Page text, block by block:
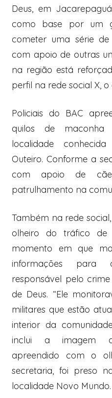
Deus, em
como base por um
cometer uma série
com apoio de outras
na região está
perfil na rede social X, o
Policiais do BAC
quilos de maconha
localidade
Outeiro. Conforme a
com apoio de
patrulhamento na
Também na rede
olheiro do tráfico
momento em que
informações para
responsável pelo
de Deus. “Ele
militares que estão
interior da
inclui a imagem
apreendido com o
secretaria, foi preso
localidade Novo Mundo.